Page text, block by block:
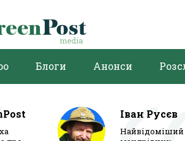
Блоги Анонси
Іван Русєв